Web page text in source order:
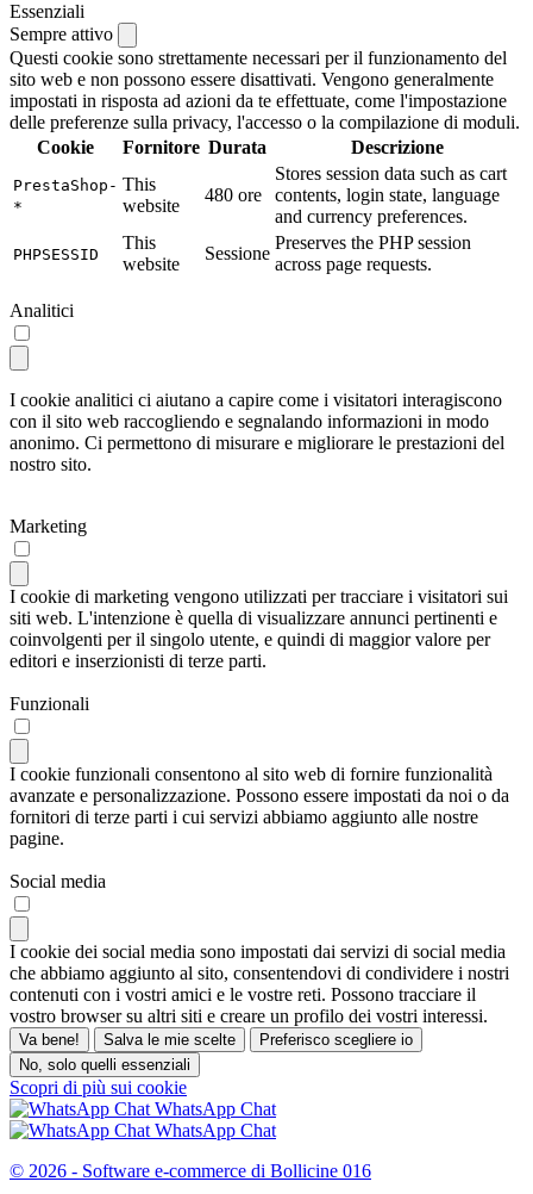
Essenziali
Sempre attivo
Questi cookie sono strettamente necessari per il funzionamento del
sito web e non possono essere disattivati. Vengono generalmente
impostati in risposta ad azioni da te effettuate, come l'impostazione
delle preferenze sulla privacy, l'accesso o la compilazione di moduli.
Cookie
Fornitore Durata Descrizione
PrestaShop-
*
This
website
480 ore
Stores session data such as cart
contents, login state, language
and currency preferences.
PHPSESSID
This
website
Sessione
Preserves the PHP session
across page requests.
Analitici
I cookie analitici ci aiutano a capire come i visitatori interagiscono
con il sito web raccogliendo e segnalando informazioni in modo
anonimo. Ci permettono di misurare e migliorare le prestazioni del
nostro sito.
Marketing
I cookie di marketing vengono utilizzati per tracciare i visitatori sui
siti web. L'intenzione è quella di visualizzare annunci pertinenti e
coinvolgenti per il singolo utente, e quindi di maggior valore per
editori e inserzionisti di terze parti.
Funzionali
I cookie funzionali consentono al sito web di fornire funzionalità
avanzate e personalizzazione. Possono essere impostati da noi o da
fornitori di terze parti i cui servizi abbiamo aggiunto alle nostre
pagine.
Social media
I cookie dei social media sono impostati dai servizi di social media
che abbiamo aggiunto al sito, consentendovi di condividere i nostri
contenuti con i vostri amici e le vostre reti. Possono tracciare il
vostro browser su altri siti e creare un profilo dei vostri interessi.
Va bene! Salva le mie scelte
Preferisco scegliere io
No, solo quelli essenziali
Scopri di più sui cookie
WhatsApp Chat
WhatsApp Chat
© 2026 - Software e-commerce di Bollicine 016